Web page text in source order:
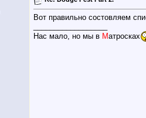
Вот правильно состовляем
Нас мало, но мы в Матросках